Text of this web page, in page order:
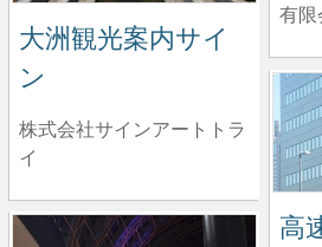
有限
大洲観光案内サイ
ン
株式会社サインアートトラ
イ
高